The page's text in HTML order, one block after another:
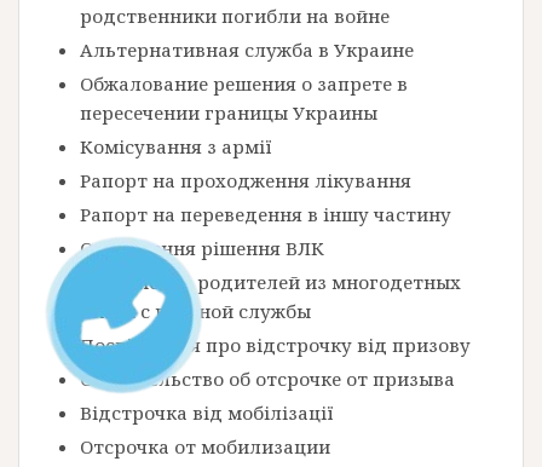
родственники погибли на войне
Альтернативная служба в Украине
Обжалование решения о запрете в
пересечении границы Украины
Комісування з армії
Рапорт на проходження лікування
Рапорт на переведення в іншу частину
Оскарження рішення ВЛК
Увольнение родителей из многодетных
семей с военной службы
Посвідчення про відстрочку від призову
Свидетельство об отсрочке от призыва
Відстрочка від мобілізації
Отсрочка от мобилизации